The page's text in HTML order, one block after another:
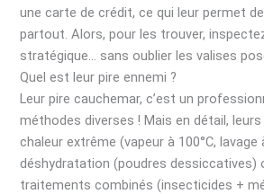
une carte de crédit, ce qui leur permet
partout. Alors, pour les trouver,
stratégique… sans oublier les valises
Quel est leur pire ennemi ?
Leur pire cauchemar, c’est un
méthodes diverses ! Mais en détail,
chaleur extrême (vapeur à 100°C, lavage
déshydratation (poudres dessiccatives)
traitements combinés (insecticides +